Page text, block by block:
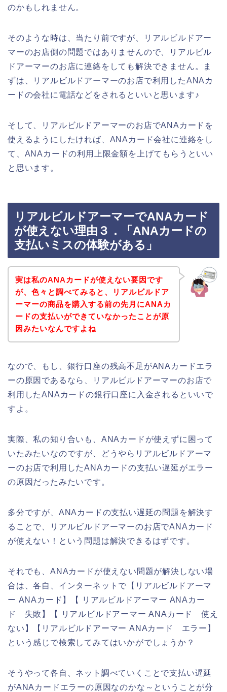
のかもしれません。
そのような時は、当たり前ですが、リアルビルドアー
マーのお店側の問題ではありませんので、リアルビル
ドアーマーのお店に連絡をしても解決できません。ま
ずは、リアルビルドアーマーのお店で利用したANAカ
ードの会社に電話などをされるといいと思います♪
そして、リアルビルドアーマーのお店でANAカードを
使えるようにしたければ、ANAカード会社に連絡をし
て、ANAカードの利用上限金額を上げてもらうといい
と思います。
リアルビルドアーマーでANAカード
が使えない理由３．「ANAカードの
支払いミスの体験がある」
実は私のANAカードが使えない要因です
が、色々と調べてみると、リアルビルドア
ーマーの商品を購入する前の先月にANAカ
ードの支払いができていなかったことが原
因みたいなんですよね
なので、もし、銀行口座の残高不足がANAカードエラ
ーの原因であるなら、リアルビルドアーマーのお店で
利用したANAカードの銀行口座に入金されるといいで
すよ。
実際、私の知り合いも、ANAカードが使えずに困って
いたみたいなのですが、どうやらリアルビルドアーマ
ーのお店で利用したANAカードの支払い遅延がエラー
の原因だったみたいです。
多分ですが、ANAカードの支払い遅延の問題を解決す
ることで、リアルビルドアーマーのお店でANAカード
が使えない！という問題は解決できるはずです。
それでも、ANAカードが使えない問題が解決しない場
合は、各自、インターネットで【リアルビルドアーマ
ー ANAカード】【 リアルビルドアーマー ANAカー
ド 失敗】【 リアルビルドアーマー ANAカード 使え
ない】【リアルビルドアーマー ANAカード エラー】
という感じで検索してみてはいかがでしょうか？
そうやって各自、ネット調べていくことで支払い遅延
がANAカードエラーの原因なのかな～ということが分